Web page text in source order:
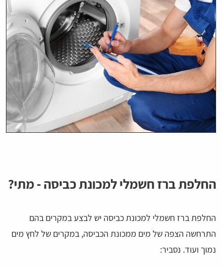
החלפת ברז חשמלי למכונת כביסה - מתי?
החלפת ברז חשמלי למכונת כביסה יש לבצע במקרים בהם
התרחשה הצפה של מים ממכונת הכביסה, במקרים של לחץ מים
נמוך ועוד. נסביר: